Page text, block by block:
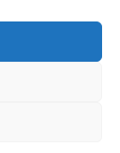
réservés